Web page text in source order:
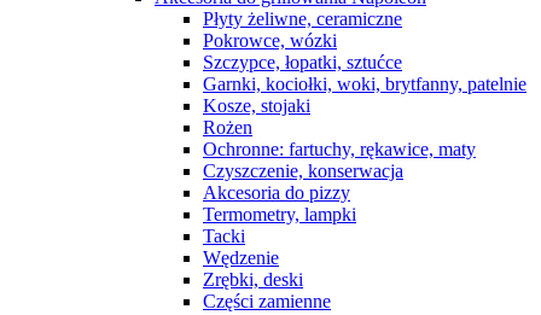
Płyty żeliwne, ceramiczne
Pokrowce, wózki
Szczypce, łopatki, sztućce
Garnki, kociołki, woki, brytfanny, patelnie
Kosze, stojaki
Rożen
Ochronne: fartuchy, rękawice, maty
Czyszczenie, konserwacja
Akcesoria do pizzy
Termometry, lampki
Tacki
Wędzenie
Zrębki, deski
Części zamienne